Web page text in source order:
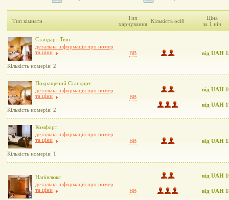
Тип кімнати
Тип
харчування
Кількість осіб
Ціна
за 1 ніч
Стандарт Твін
детальна інформація про номер
та ціни
Кількість номерів: 2
BB від UAH
Покращений Стандарт
детальна інформація про номер
та ціни
Кількість номерів: 2
BB
від UAH
від UAH
Комфорт
детальна інформація про номер
та ціни
Кількість номерів: 1
BB від UAH
Напівлюкс
детальна інформація про номер
та ціни
BB
від UAH
від UAH